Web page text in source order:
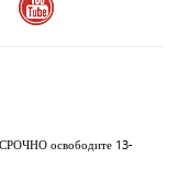
освободите 13-